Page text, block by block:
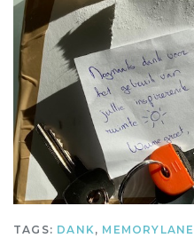
TAGS: DANK, MEMORYLANE